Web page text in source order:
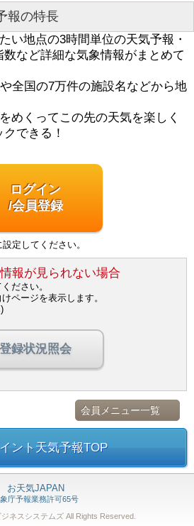
報の特長
い地点の3時間単位の天気予報・
など詳細な気象情報がまとめて
全国の7万件の施設名などから地
めくってこの先の天気を楽しく
できる！
ログイン
/会員登録
定してください。
報が見られない場合
ださい。
ページを表示します。
登録状況照会
会員メニュー一覧
ント天気予報TOP
お天気JAPAN
庁予報業務許可65号
ネスシステムズ All Rights Reserved.